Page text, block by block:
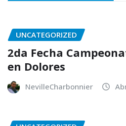
UNCATEGORIZED
2da Fecha
en Dolores
NevilleCharbonnier